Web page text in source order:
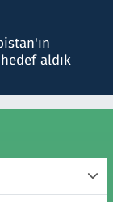
aldık